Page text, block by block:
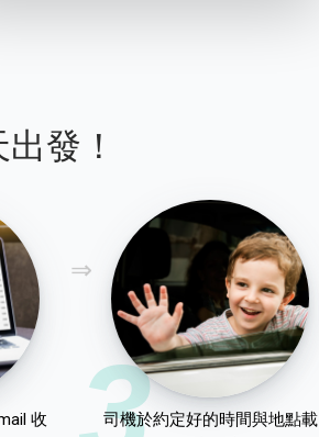
發！
收
司機於約定好的時間與地點載